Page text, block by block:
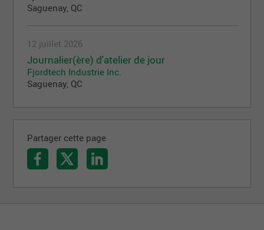
Saguenay, QC
12 juillet 2026
Journalier(ère) d'atelier de jour
Fjordtech Industrie Inc.
Saguenay, QC
Partager cette page